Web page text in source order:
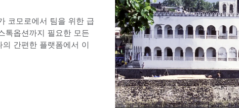
코모로에서 팀을 위한 급
톡옵션까지 필요한 모든
간편한 플랫폼에서 이